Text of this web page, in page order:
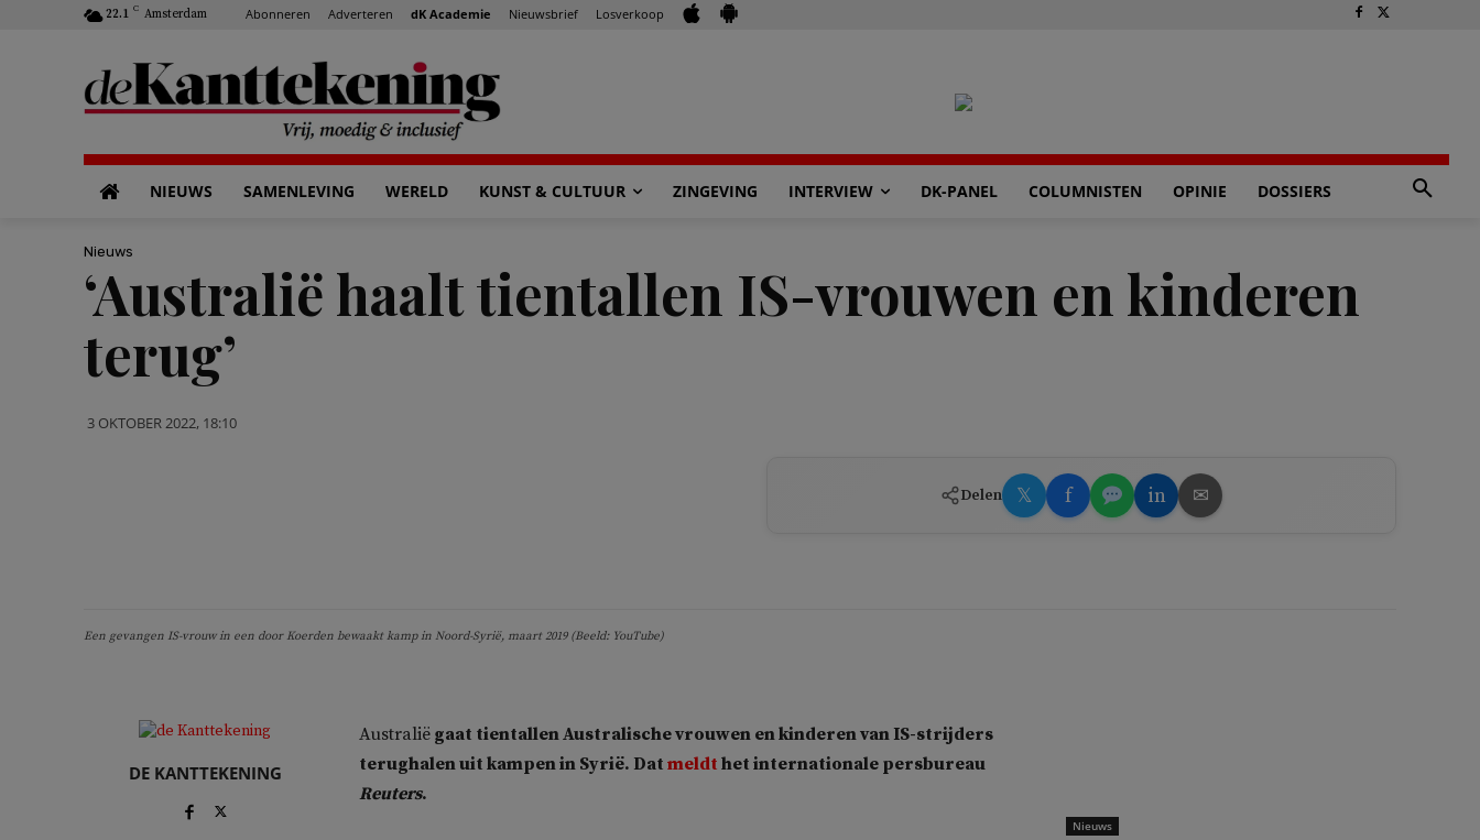
22.1 C Amsterdam Abonneren Adverteren dK Academie Nieuwsbrief Losverkoop
NIEUWS SAMENLEVING WERELD KUNST & CULTUUR ZINGEVING INTERVIEW DK-PANEL COLUMNISTEN OPINIE DOSSIERS
Nieuws
‘Australië haalt tientallen IS-vrouwen en kinderen
terug’
3 OKTOBER 2022, 18:10
Delen 𝕏 f in ✉
Een gevangen IS-vrouw in een door Koerden bewaakt kamp in Noord-Syrië, maart 2019 (Beeld: YouTube)
DE KANTTEKENING
Australië gaat tientallen Australische vrouwen en kinderen van IS-strijders
terughalen uit kampen in Syrië. Dat meldt het internationale persbureau
Reuters.
Nieuws